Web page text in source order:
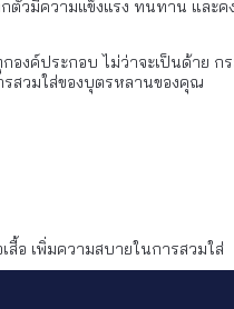
ตัวมีความแข็งแรง ทนทาน และ
องค์ประกอบ ไม่ว่าจะเป็นด้าย ก
สวมใส่ของบุตรหลานของคุณ
สื้อ เพิ่มความสบายในการสวมใส่